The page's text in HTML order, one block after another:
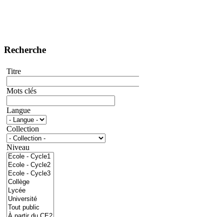
Recherche
Titre
Mots clés
Langue
Collection
Niveau